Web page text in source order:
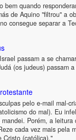
bem quando
de Aquino "filtrou" a
consegue separar a
passam a se
(os judeus) passam
pelo e-mail mal-
do mal). Eu
Porém, a leitura
cada vez mais pela
Cristo (católica)."